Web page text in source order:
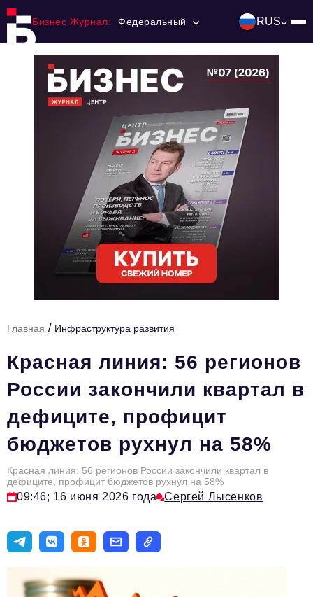
Бизнес Журнал: Федеральный RUS
Ниши и рынки
Технологии и тренды
Тема номера
HR
Персона номера
Юридический практикум
Стиль жизни
Туризм
Импортозамещение
Эксперты
Авторские материалы
Главная / Инфраструктура развития
Красная линия: 56 регионов
России закончили квартал в
дефиците, профицит
бюджетов рухнул на 58%
Красная линия: 56 регионов России закончили квартал в
дефиците, профицит бюджетов рухнул на 58%
09:46; 16 июня 2026 года Сергей Лысенков